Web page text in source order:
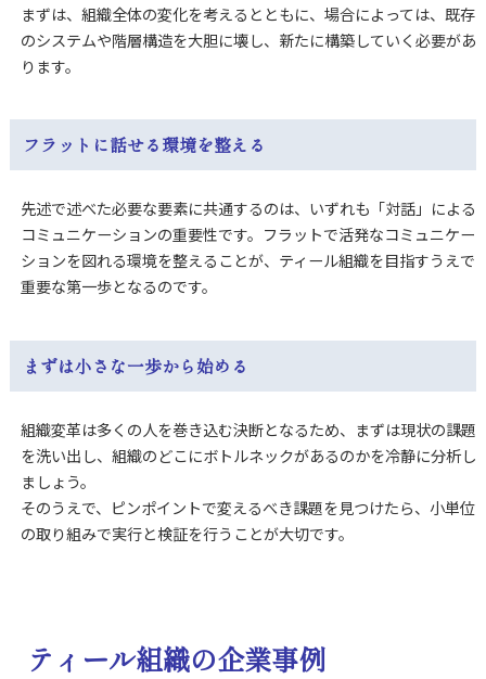
まずは、組織全体の変化を考えるとともに、場合によっては、既存
のシステムや階層構造を大胆に壊し、新たに構築していく必要があ
ります。
フラットに話せる環境を整える
先述で述べた必要な要素に共通するのは、いずれも「対話」による
コミュニケーションの重要性です。フラットで活発なコミュニケー
ションを図れる環境を整えることが、ティール組織を目指すうえで
重要な第一歩となるのです。
まずは小さな一歩から始める
組織変革は多くの人を巻き込む決断となるため、まずは現状の課題
を洗い出し、組織のどこにボトルネックがあるのかを冷静に分析し
ましょう。
そのうえで、ピンポイントで変えるべき課題を見つけたら、小単位
の取り組みで実行と検証を行うことが大切です。
ティール組織の企業事例